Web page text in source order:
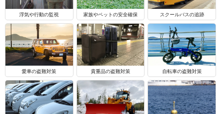
浮気や行動の監視 家族やペットの安全確保 スクールバスの追跡
愛車の盗難対策 貴重品の盗難対策 自転車の盗難対策